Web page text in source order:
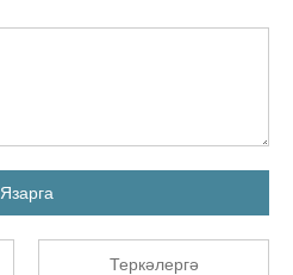
Язарга
Теркәлергә